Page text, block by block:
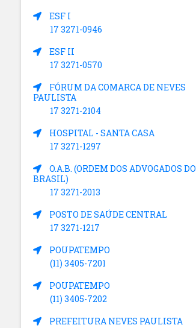
ESF I
17 3271-0946
ESF II
17 3271-0570
FÓRUM DA COMARCA DE NEVES
PAULISTA
17 3271-2104
HOSPITAL - SANTA CASA
17 3271-1297
O.A.B. (ORDEM DOS ADVOGADOS DO
BRASIL)
17 3271-2013
POSTO DE SAÚDE CENTRAL
17 3271-1217
POUPATEMPO
(11) 3405-7201
POUPATEMPO
(11) 3405-7202
PREFEITURA NEVES PAULISTA